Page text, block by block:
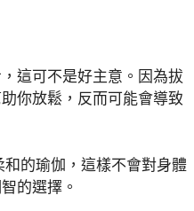
這可不是好主意。因為拔
你放鬆，反而可能會導致
的瑜伽，這樣不會對身體
的選擇。